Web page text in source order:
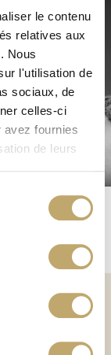
le contenu
relatives aux
Nous
l'utilisation de
sociaux, de
celles-ci
avez fournies
de leurs